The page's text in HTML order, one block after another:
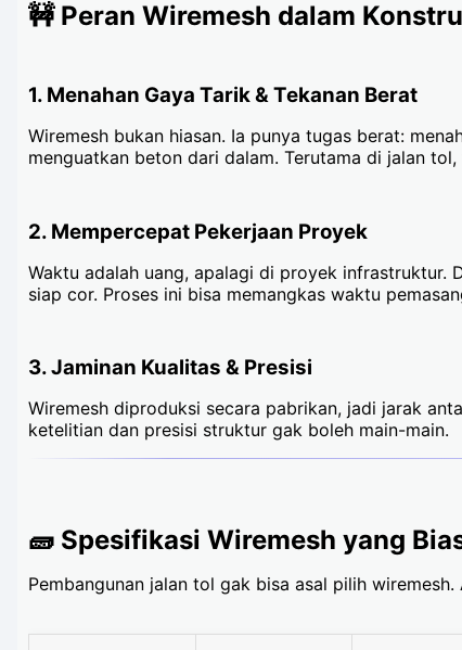
🚧 Peran Wiremesh dalam
1. Menahan Gaya Tarik & Tekanan Berat
Wiremesh bukan hiasan. Ia punya tugas berat:
menguatkan beton dari dalam. Terutama di jalan
2. Mempercepat Pekerjaan Proyek
Waktu adalah uang, apalagi di proyek infrastruktur.
siap cor. Proses ini bisa memangkas waktu
3. Jaminan Kualitas & Presisi
Wiremesh diproduksi secara pabrikan, jadi jarak
ketelitian dan presisi struktur gak boleh main-main.
🧱 Spesifikasi Wiremesh yang
Pembangunan jalan tol gak bisa asal pilih